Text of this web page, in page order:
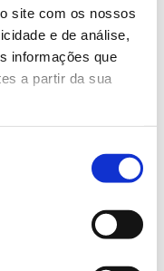
site com os nossos
e de análise,
informações que
a partir da sua
em risco:
das-espigas: